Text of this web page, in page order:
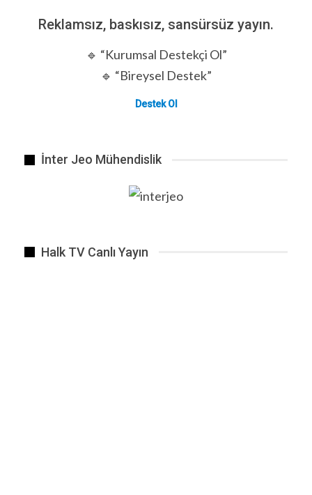
Reklamsız, baskısız, sansürsüz yayın.
🔹 “Kurumsal Destekçi Ol”
🔹 “Bireysel Destek”
Destek Ol
İnter Jeo Mühendislik
Halk TV Canlı Yayın